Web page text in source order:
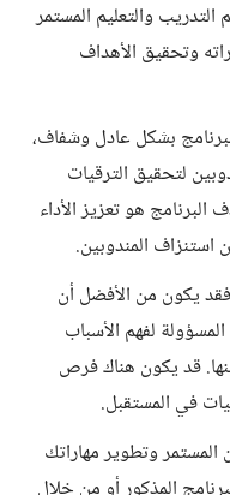
والتعليم المستمر
وتحقيق الأهداف
بشكل عادل وشفاف،
لتحقيق الترقيات
هو تعزيز الأداء
المندوبين.
يكون من الأفضل أن
لفهم الأسباب
قد يكون هناك فرص
في المستقبل.
وتطوير مهاراتك